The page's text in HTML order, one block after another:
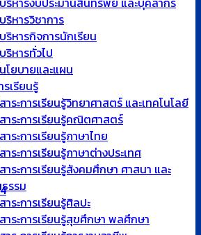
หารวิชาการ
หารกิจการนักเรียน
หารทั่วไป
โยบายและแผน
เรียนรู้
ระการเรียนรู้วิทยาศาสตร์ และเทคโนโลยี
าระการเรียนรู้คณิตศาสตร์
ระการเรียนรู้ภาษาไทย
ระการเรียนรู้ภาษาต่างประเทศ
ระการเรียนรู้สังคมศึกษา ศาสนา และ
รรม
ระการเรียนรู้ศิลปะ
ระการเรียนรู้สุขศึกษา พลศึกษา